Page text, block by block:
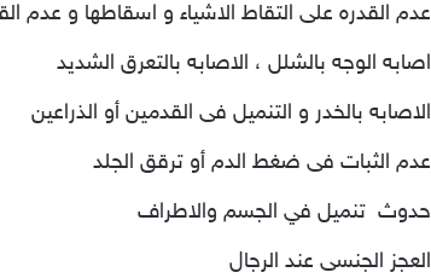
عدم القدره على التقاط الاشياء و اسقاطها و عدم
اصابه الوجه بالشلل ، الاصابه بالتعرق الشديد
الاصابه بالخدر و التنميل فى القدمين أو الذراعين
عدم الثبات فى ضغط الدم أو ترقق الجلد
حدوث تنميل في الجسم والاطراف
العجز الجنسى عند الرجال